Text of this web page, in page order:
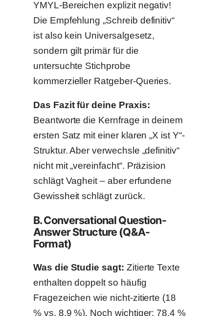
YMYL-Bereichen explizit negativ!
Die Empfehlung „Schreib definitiv“
ist also kein Universalgesetz,
sondern gilt primär für die
untersuchte Stichprobe
kommerzieller Ratgeber-Queries.
Das Fazit für deine Praxis:
Beantworte die Kernfrage in deinem
ersten Satz mit einer klaren „X ist Y“-
Struktur. Aber verwechsle „definitiv“
nicht mit „vereinfacht“. Präzision
schlägt Vagheit – aber erfundene
Gewissheit schlägt zurück.
B. Conversational Question-
Answer Structure (Q&A-
Format)
Was die Studie sagt: Zitierte Texte
enthalten doppelt so häufig
Fragezeichen wie nicht-zitierte (18
% vs. 8,9 %). Noch wichtiger: 78,4 %